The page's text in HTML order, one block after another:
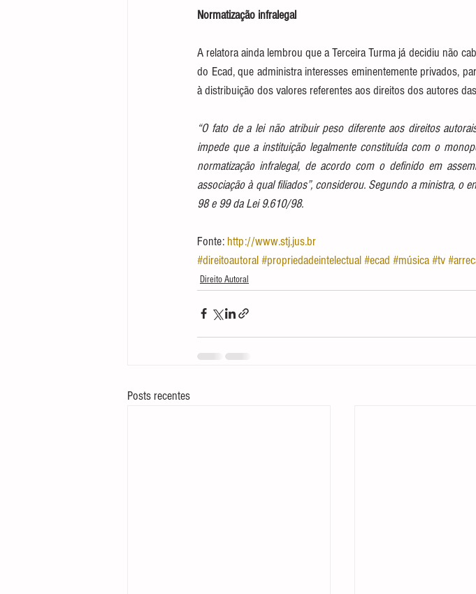
Normatização infralegal
A relatora ainda lembrou que a Terceira Turma já decidiu não
do Ecad, que administra interesses eminentemente privados,
à distribuição dos valores referentes aos direitos dos autores
“O fato de a lei não atribuir peso diferente aos direitos
impede que a instituição legalmente constituída com o
normatização infralegal, de acordo com o definido em
associação à qual filiados”, considerou. Segundo a ministra, o
98 e 99 da Lei 9.610/98.
Fonte: http://www.stj.jus.br
#direitoautoral#propriedadeintelectual#ecad #música#tv
Direito Autoral
Posts recentes